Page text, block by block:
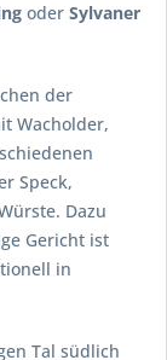
oder Sylvaner
der
Wacholder,
Speck,
Dazu
Gericht ist
in
Tal südlich